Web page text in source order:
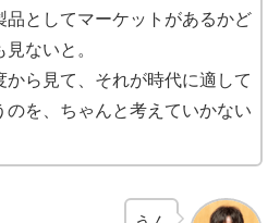
品としてマーケットがあるかど
ないと。
から見て、それが時代に適して
のを、ちゃんと考えていかない